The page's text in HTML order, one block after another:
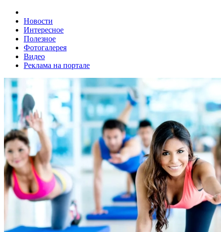
Новости
Интересное
Полезное
Фотогалерея
Видео
Реклама на портале